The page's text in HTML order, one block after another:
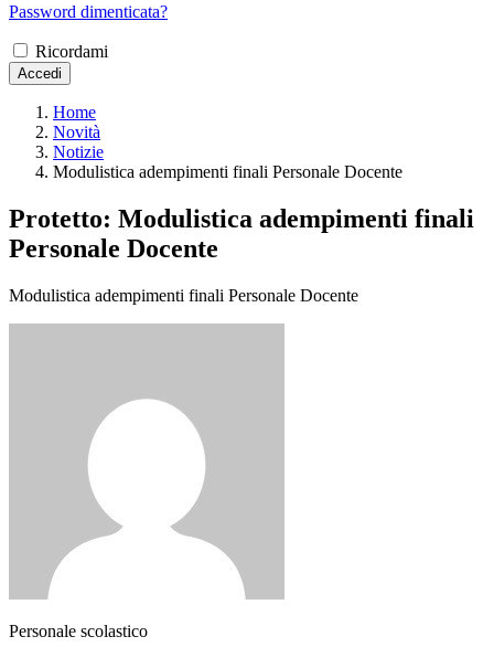
Password dimenticata?
Ricordami
Accedi
Home
Novità
Notizie
Modulistica adempimenti finali Personale Docente
Protetto: Modulistica adempimenti finali
Personale Docente
Modulistica adempimenti finali Personale Docente
Personale scolastico